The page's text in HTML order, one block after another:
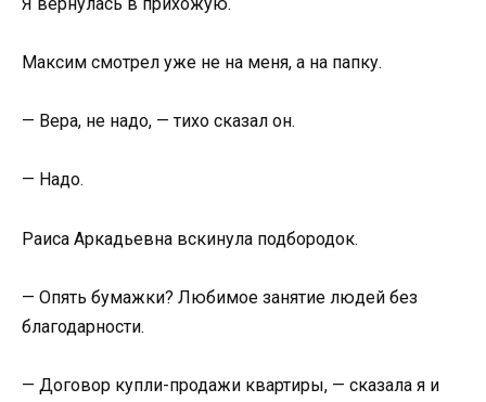
Максим смотрел уже не на меня, а на папку.
— Вера, не надо, — тихо сказал он.
— Надо.
Раиса Аркадьевна вскинула подбородок.
— Опять бумажки? Любимое занятие людей без
благодарности.
— Договор купли-продажи квартиры, — сказала я и